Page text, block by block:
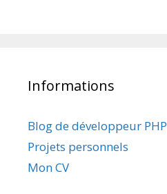
Informations
Blog de développeur PHP
Projets personnels
Mon CV